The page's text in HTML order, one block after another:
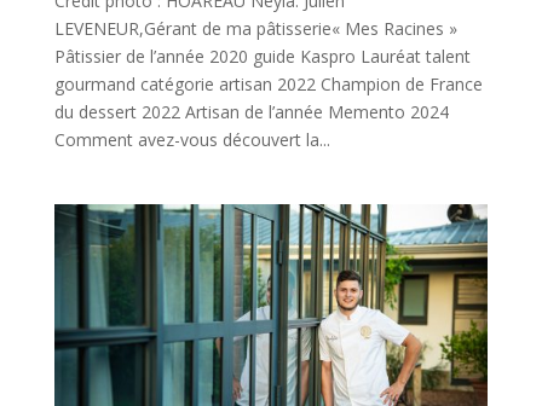
LEVENEUR,Gérant de ma pâtisserie« Mes Racines »
Pâtissier de l’année 2020 guide Kaspro Lauréat talent
gourmand catégorie artisan 2022 Champion de France
du dessert 2022 Artisan de l’année Memento 2024
Comment avez-vous découvert la...